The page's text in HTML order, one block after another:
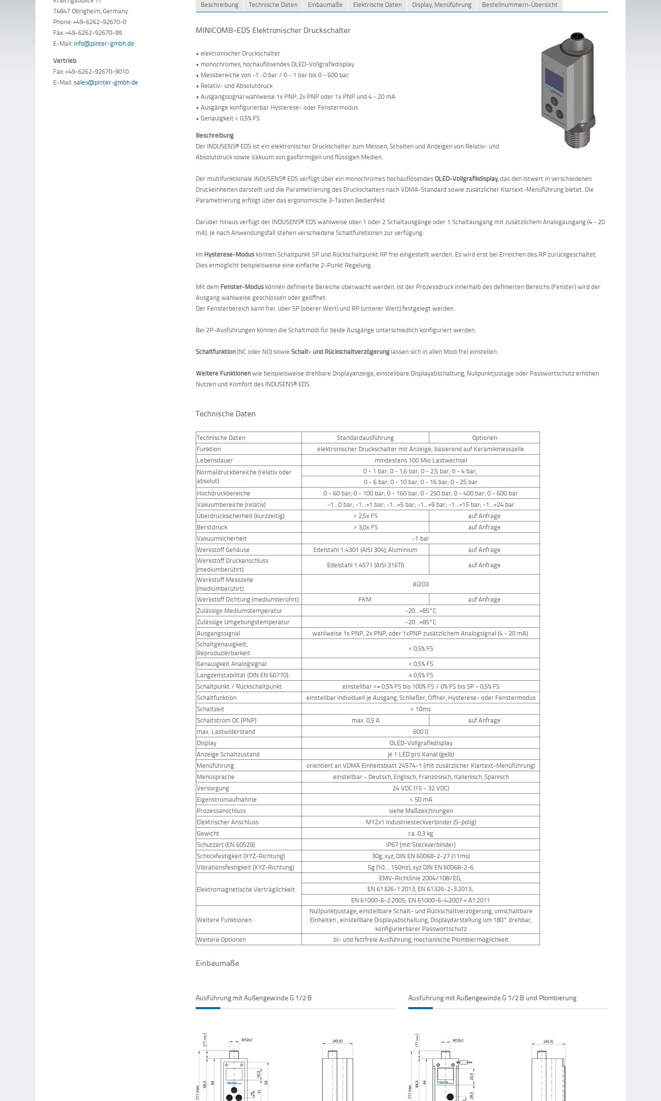
Beschreibung Technische Daten Einbaumaße Elektrische Daten Display, Menüführung Bestellnummern-Übersicht
MINICOMB-EDS Elektronischer Druckschalter
• elektronischer Druckschalter
• monochromes, hochauflösendes OLED-Vollgrafikdisplay
• Messbereiche von -1...0 bar / 0 - 1 bar bis 0 - 600 bar
• Relativ- und Absolutdruck
• Ausgangssignal wahlweise 1x PNP, 2x PNP oder 1x PNP und 4 - 20 mA
• Ausgänge konfigurierbar Hysterese- oder Fenstermodus
• Genauigkeit < 0,5% FS
Beschreibung
Der INDUSENS® EDS ist ein elektronischer Druckschalter zum Messen, Schalten und Anzeigen von Relativ- und
Absolutdruck sowie Vakuum von gasförmigen und flüssigen Medien.
Der multifunktionale INDUSENS® EDS verfügt über ein monochromes hochauflösendesOLED-Vollgrafikdisplay, das den Istwert in verschiedenen
Druckeinheiten darstellt und die Parametrierung des Druckschalters nach VDMA-Standard sowie zusätzlicher Klartext-Menüführung bietet. Die
Parametrierung erfolgt über das ergonomische 3-Tasten Bedienfeld.
Darüber hinaus verfügt der INDUSENS® EDS wahlweise über 1 oder 2 Schaltausgänge oder 1 Schaltausgang mit zusätzlichem Analogausgang (4 - 20
mA). Je nach Anwendungsfall stehen verschiedene Schaltfunktionen zur verfügung:
Im Hysterese-Modus können Schaltpunkt SP und Rückschaltpunkt RP frei eingestellt werden. Es wird erst bei Erreichen des RP zurückgeschaltet.
Dies ermöglicht beispielsweise eine einfache 2-Punkt Regelung.
Mit dem Fenster-Modus können definierte Bereiche überwacht werden. Ist der Prozessdruck innerhalb des definierten Bereichs (Fenster) wird der
Ausgang wahlweise geschlossen oder geöffnet.
Der Fensterbereich kann frei über SP (oberer Wert) und RP (unterer Wert) festgelegt werden.
Bei 2P-Ausführungen können die Schaltmodi für beide Ausgänge unterschiedlich konfiguriert werden.
Schaltfunktion(NC oder NO) sowieSchalt- und Rückschaltverzögerung lassen sich in allen Modi frei einstellen.
Weitere Funktionenwie beispielsweise drehbare Displayanzeige, einstellbare Displayabschaltung, Nullpunktjustage oder Passwortschutz erhöhen
Nutzen und Komfort des INDUSENS® EDS.
Technische Daten
Technische Daten Standardausführung
Optionen
Funktion
elektronischer Druckschalter mit Anzeige; basierend auf Keramikmesszelle
Lebensdauer
mindestens 100 Mio Lastwechsel
Normaldruckbereiche (relativ oder
absolut)
0 - 1 bar; 0 - 1,6 bar; 0 - 2,5 bar; 0 - 4 bar;
0 - 6 bar; 0 - 10 bar; 0 - 16 bar; 0 - 25 bar
Hochdruckbereiche
0 - 60 bar; 0 - 100 bar; 0 - 160 bar; 0 - 250 bar; 0 - 400 bar; 0 - 600 bar
Vakuumbereiche (relativ)
-1...0 bar; -1...+1 bar; -1...+5 bar; -1...+9 bar; -1...+15 bar; -1...+24 bar
Überdrucksicherheit (kurzzeitig)
> 2,5x FS
auf Anfrage
Berstdruck
> 3,0x FS
auf Anfrage
Vakuumsicherheit
-1 bar
Werkstoff Gehäuse
Edelstahl 1.4301 (AISI 304), Aluminium
auf Anfrage
Werkstoff Druckanschluss
(mediumberührt)
Edelstahl 1.4571 (AISI 316Ti)
auf Anfrage
Werkstoff Messzelle
(mediumberührt)
Al2O3
Werkstoff Dichtung (mediumberührt)
FKM
auf Anfrage
Zulässige Mediumstemperatur
-20...+85°C
Zulässige Umgebungstemperatur
-20...+85°C
Ausgangssignal
wahlweise 1x PNP, 2x PNP, oder 1xPNP zusätzlichem Analogsignal (4 - 20 mA)
Schaltgenauigkeit,
Reproduzierbarkeit
< 0,5% FS
Genauigkeit Analogsignal
< 0,5% FS
Langzeitstabilität (DIN EN 60770)
± 0,5% FS
Schaltpunkt / Rückschaltpunkt
einstellbar >= 0,5% FS bis 100% FS / 0% FS bis SP - 0,5% FS
Schaltfunktion
einstellbar individuell je Ausgang, Schließer, Öffner, Hysterese- oder Fenstermodus
Schaltzeit
< 10ms
Schaltstrom DC (PNP)
max. 0,5 A
auf Anfrage
max. Lastwiderstand
600 Ω
Display
OLED-Vollgrafikdisplay
Anzeige Schaltzustand
je 1 LED pro Kanal (gelb)
Menüführung
orientiert an VDMA Einheitsblatt 24574-1 (mit zusätzlicher Klartext-Menüführung)
Menüsprache
einstellbar - Deutsch, Englisch, Französisch, Italienisch, Spanisch
Versorgung
24 VDC (15 - 32 VDC)
Eigenstromaufnahme
< 50 mA
Prozessanschluss
siehe Maßzeichnungen
Elektrischer Anschluss
M12x1 Industriesteckverbinder (5-polig)
Gewicht
ca. 0,3 kg
Schutzart (EN 60529)
IP67 (mit Steckverbinder)
Schockfestigkeit (XYZ-Richtung)
30g, xyz, DIN EN 60068-2-27 (11ms)
Vibrationsfestigkeit (XYZ-Richtung)
5g (10….150Hz), xyz DIN EN 60068-2-6
Elektromagnetische Verträglichkeit
EMV-Richtlinie 2004/108/EG,
EN 61326-1:2013, EN 61326-2-3:2013;
EN 61000-6-2:2005; EN 61000-6-4:2007 + A1:2011
Weitere Funktionen
Nullpunktjustage, einstellbare Schalt- und Rückschaltverzögerung, umschaltbare
Einheiten , einstellbare Displayabschaltung, Displaydarstellung um 180° drehbar,
konfigurierbarer Passwortschutz
Weitere Optionen
öl- und fettfreie Ausführung, mechanische Plombiermöglichkeit
Einbaumaße
Ausführung mit Außengewinde G 1/2 B Ausführung mit Außengewinde G 1/2 B und Plombierung
74847 Obrigheim, Germany
Phone: +49-6262-92670-0
Fax: +49-6262-92670-99
E-Mail: info@pinter-gmbh.de
Vertrieb
Fax: +49-6262-92670-9010
E-Mail:sales@pinter-gmbh.de